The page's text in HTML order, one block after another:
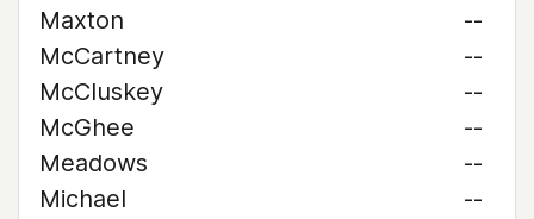
Maxton
--
McCartney
--
McCluskey
--
McGhee
--
Meadows
--
Michael
--